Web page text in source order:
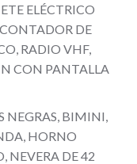
ELÉCTRICO
DE
RADIO VHF,
CON PANTALLA
NEGRAS, BIMINI,
HORNO
NEVERA DE 42